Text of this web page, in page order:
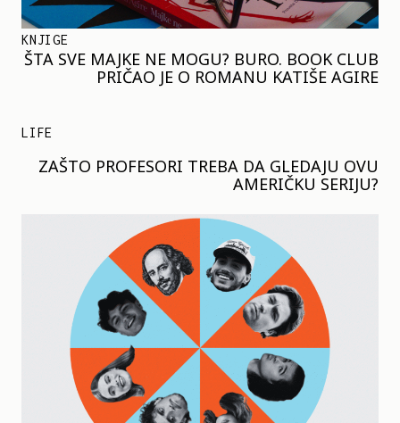
KNJIGE
ŠTA SVE MAJKE NE MOGU? BURO. BOOK CLUB
PRIČAO JE O ROMANU KATIŠE AGIRE
LIFE
ZAŠTO PROFESORI TREBA DA GLEDAJU OVU
AMERIČKU SERIJU?